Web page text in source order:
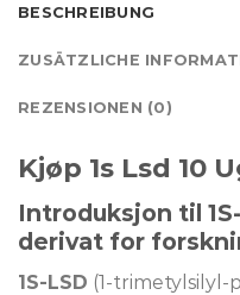
BESCHREIBUNG
ZUSÄTZLICHE
REZENSIONEN (0)
Kjøp 1s Lsd 10
Introduksjon til
derivat for
1S-LSD (1-trimetylsilyl-